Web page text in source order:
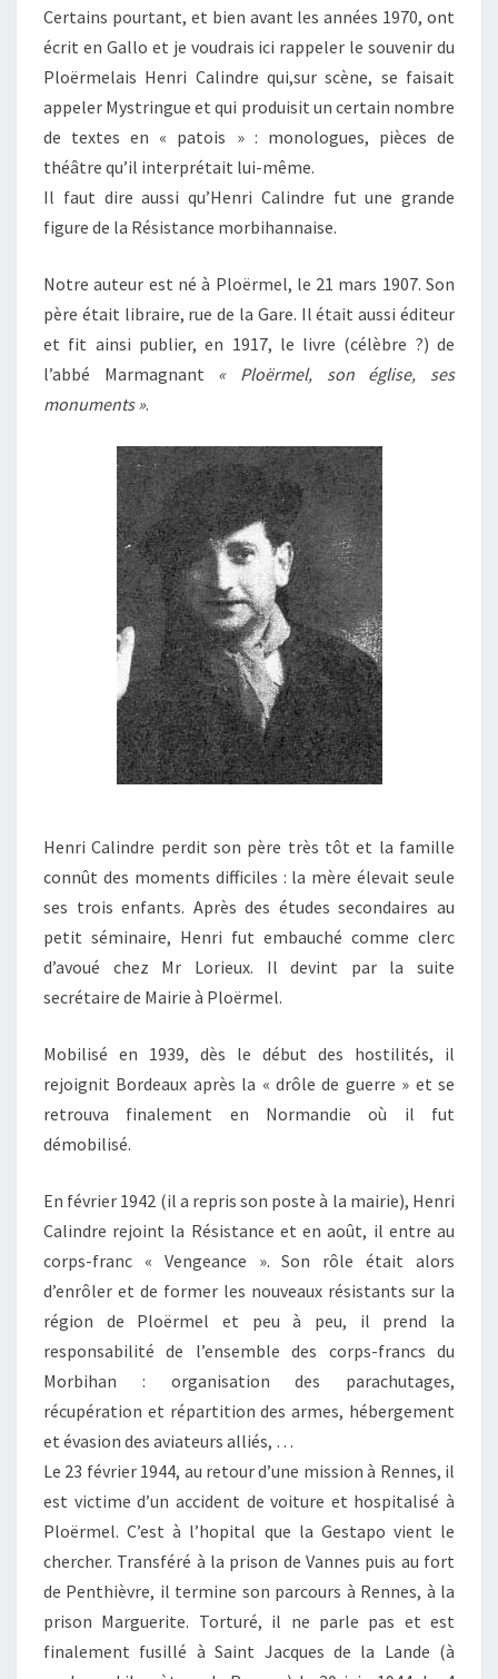
Certains pourtant, et bien avant les années 1970, ont
écrit en Gallo et je voudrais ici rappeler le souvenir du
Ploërmelais Henri Calindre qui,sur scène, se faisait
appeler Mystringue et qui produisit un certain nombre
de textes en « patois » : monologues, pièces de
théâtre qu’il interprétait lui-même.
Il faut dire aussi qu’Henri Calindre fut une grande
figure de la Résistance morbihannaise.
Notre auteur est né à Ploërmel, le 21 mars 1907. Son
père était libraire, rue de la Gare. Il était aussi éditeur
et fit ainsi publier, en 1917, le livre (célèbre ?) de
l’abbé Marmagnant « Ploërmel, son église, ses
monuments ».
Henri Calindre perdit son père très tôt et la famille
connût des moments difficiles : la mère élevait seule
ses trois enfants. Après des études secondaires au
petit séminaire, Henri fut embauché comme clerc
d’avoué chez Mr Lorieux. Il devint par la suite
secrétaire de Mairie à Ploërmel.
Mobilisé en 1939, dès le début des hostilités, il
rejoignit Bordeaux après la « drôle de guerre » et se
retrouva finalement en Normandie où il fut
démobilisé.
En février 1942 (il a repris son poste à la mairie), Henri
Calindre rejoint la Résistance et en août, il entre au
corps-franc « Vengeance ». Son rôle était alors
d’enrôler et de former les nouveaux résistants sur la
région de Ploërmel et peu à peu, il prend la
responsabilité de l’ensemble des corps-francs du
Morbihan : organisation des parachutages,
récupération et répartition des armes, hébergement
et évasion des aviateurs alliés, …
Le 23 février 1944, au retour d’une mission à Rennes, il
est victime d’un accident de voiture et hospitalisé à
Ploërmel. C’est à l’hopital que la Gestapo vient le
chercher. Transféré à la prison de Vannes puis au fort
de Penthièvre, il termine son parcours à Rennes, à la
prison Marguerite. Torturé, il ne parle pas et est
finalement fusillé à Saint Jacques de la Lande (à